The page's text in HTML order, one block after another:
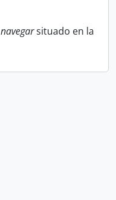
navegarsituado en la